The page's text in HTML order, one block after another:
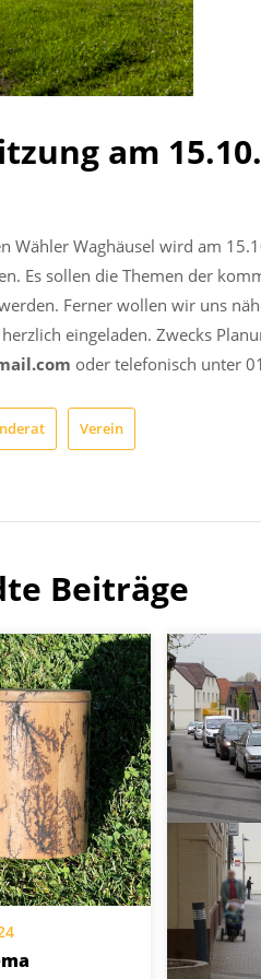
am
Wähler Waghäusel wird am
Es sollen die Themen der
Ferner wollen wir uns
eingeladen. Zwecks
oder telefonisch unter
Verein
Beiträge